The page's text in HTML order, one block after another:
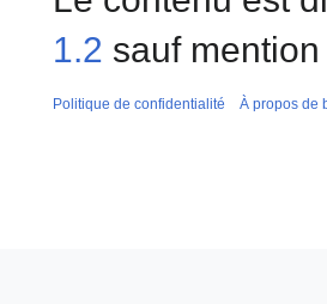
1.2 sauf
Politique de confidentialité À propos de